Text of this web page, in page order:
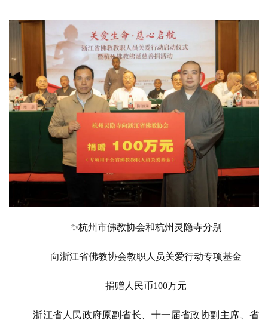
✨杭州市佛教协会和杭州灵隐寺分别
向浙江省佛教协会教职人员关爱行动专项基金
捐赠人民币100万元
浙江省人民政府原副省长、十一届省政协副主席、省